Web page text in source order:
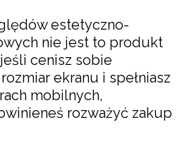
estetyczno-
nie jest to produkt
cenisz sobie
ekranu i spełniasz
mobilnych,
rozważyć zakup